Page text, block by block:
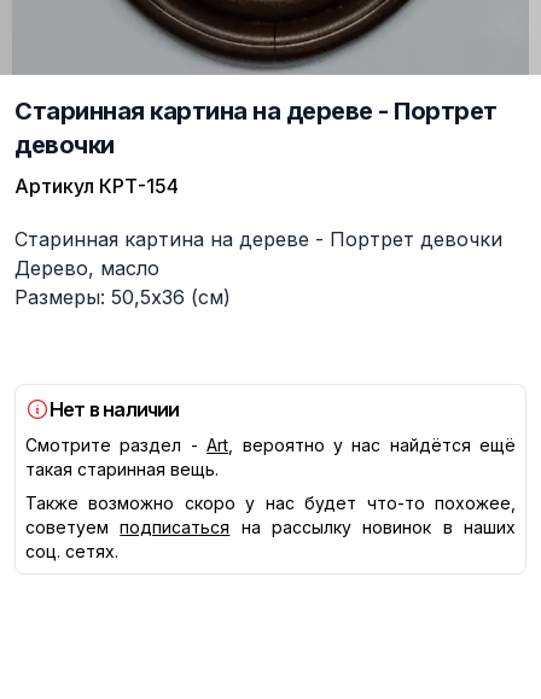
Старинная картина на дереве - Портрет
девочки
Артикул КРТ-154
Описание
Старинная картина на дереве - Портрет девочки
Дерево, масло
Размеры: 50,5х36 (см)
Нет в наличии
Смотрите раздел - Art , вероятно у нас найдётся ещё
такая старинная вещь.
Также возможно скоро у нас будет что-то похожее,
советуем
подписаться
на рассылку новинок в наших
соц. сетях.